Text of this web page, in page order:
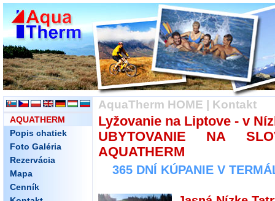
AQUATHERM
Popis chatiek
Foto Galéria
Rezervácia
Mapa
Cenník
AquaTherm HOME Kontakt
Lyžovanie na Liptove - v
UBYTOVANIE NA
AQUATHERM
365 DNÍ KÚPANIE V